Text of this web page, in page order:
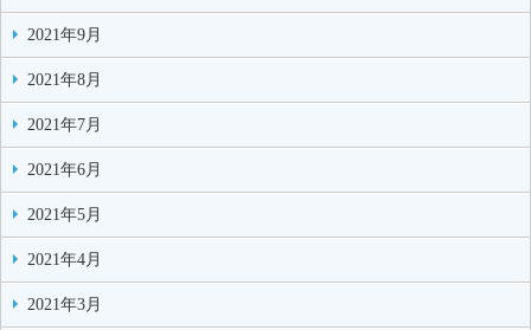
2021年9月
2021年8月
2021年7月
2021年6月
2021年5月
2021年4月
2021年3月